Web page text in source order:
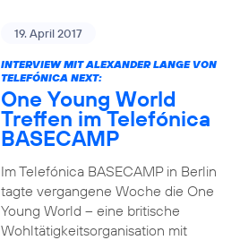
19. April 2017
INTERVIEW MIT ALEXANDER LANGE VON
TELEFÓNICA NEXT:
One Young World
Treffen im Telefónica
BASECAMP
Im Telefónica BASECAMP in Berlin
tagte vergangene Woche die One
Young World – eine britische
Wohltätigkeitsorganisation mit